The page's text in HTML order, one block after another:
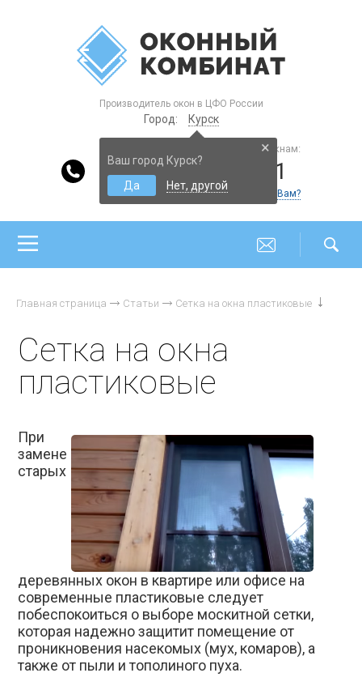
Производитель окон в ЦФО России
Город: Курск
×
Ваш город Курск?
Да
Нет, другой
Консультации по пластиковым окнам:
8-800-200-4221
Перезвонить Вам?
Еще контакты
Главная страница Статьи Сетка на окна пластиковые
Сетка на окна
пластиковые
При
замене
старых
деревянных окон в квартире или офисе на
современные пластиковые следует
побеспокоиться о выборе москитной сетки,
которая надежно защитит помещение от
проникновения насекомых (мух, комаров), а
также от пыли и тополиного пуха.